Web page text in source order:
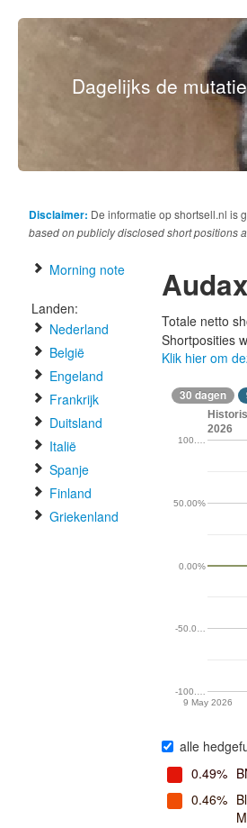
Dagelijks de
Disclaimer: De informatie op shortsell.nl is
based on publicly disclosed short positions
Morning note
Landen:
Nederland
België
Engeland
Frankrijk
Duitsland
Italië
Spanje
Finland
Griekenland
Totale netto
Shortposities
Klik hier om
30 dagen
2026
9 May 2026
-100.…
-50.0…
0.00%
50.00%
100.…
alle
0.49%
0.46%